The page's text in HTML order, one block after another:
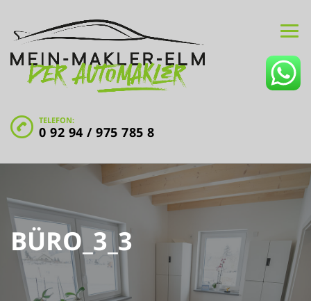
TELEFON:
0 92 94 / 975 785 8
BÜRO_3_3